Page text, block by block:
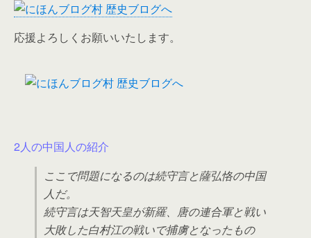
応援よろしくお願いいたします。
2人の中国人の紹介
ここで問題になるのは続守言と薩弘恪の中国
人だ。
続守言は天智天皇が新羅、唐の連合軍と戦い
大敗した白村江の戦いで捕虜となったもの